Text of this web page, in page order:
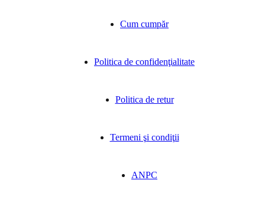
Cum cumpăr
Politica de confidenţialitate
Politica de retur
Termeni şi condiţii
ANPC